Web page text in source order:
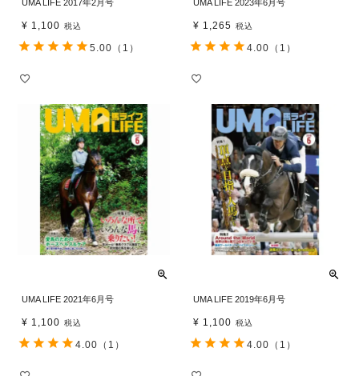
UMA LIFE 2017年2月号
¥ 1,100 税込
5.00 （1）
UMA LIFE 2023年6月号
¥ 1,265 税込
4.00 （1）
UMA LIFE 2021年6月号
¥ 1,100 税込
4.00 （1）
UMA LIFE 2019年6月号
¥ 1,100 税込
4.00 （1）